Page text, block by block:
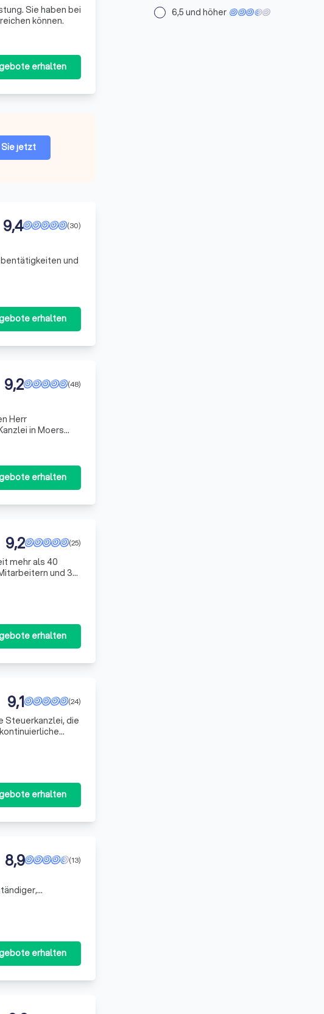
bei
können.
erhalten
jetzt
(30)
9,4
und
erhalten
(48)
9,2
Herr
in Moers
erhalten
(25)
9,2
und 3
erhalten
(24)
9,1
Steuerkanzlei, die
erhalten
(13)
8,9
erhalten
6,5 und höher